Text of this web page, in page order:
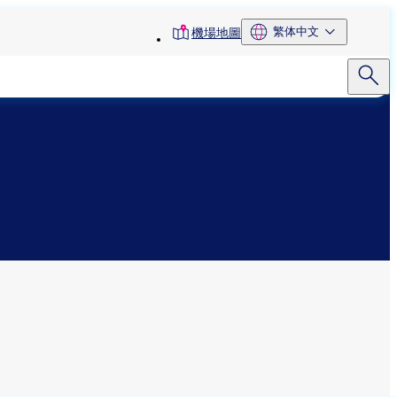
toolbar機場地圖 繁体中文